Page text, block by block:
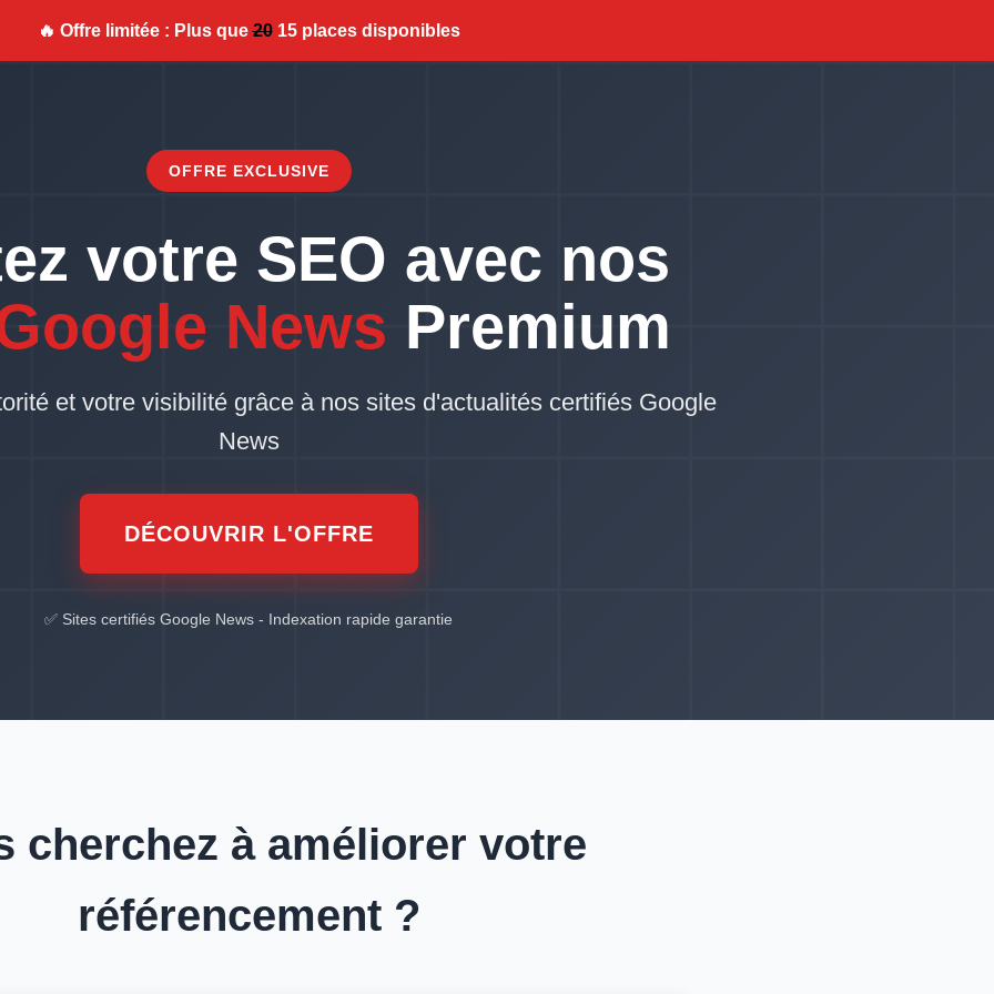
🔥 Offre limitée : Plus que2015 places disponibles
OFFRE EXCLUSIVE
votre SEO avec nos
News Premium
et votre visibilité grâce à nos sites d'actualités certifiés Google
News
DÉCOUVRIR L'OFFRE
✅ Sites certifiés Google News - Indexation rapide garantie
cherchez à améliorer votre
référencement ?